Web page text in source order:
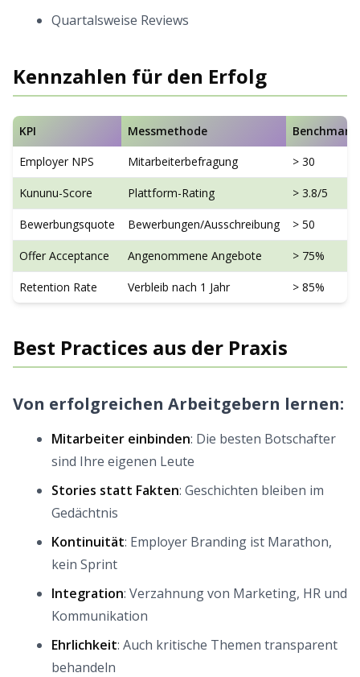
Quartalsweise Reviews
Kennzahlen für den Erfolg
KPI Messmethode
Benchmark
Employer NPS
Mitarbeiterbefragung > 30
Kununu-Score Plattform-Rating > 3.8/5
Bewerbungsquote Bewerbungen/Ausschreibung > 50
Offer Acceptance Angenommene Angebote > 75%
Retention Rate Verbleib nach 1 Jahr > 85%
Best Practices aus der Praxis
Von erfolgreichen Arbeitgebern lernen:
Mitarbeiter einbinden: Die besten Botschafter
sind Ihre eigenen Leute
Stories statt Fakten: Geschichten bleiben im
Gedächtnis
Kontinuität: Employer Branding ist Marathon,
kein Sprint
Integration: Verzahnung von Marketing, HR und
Kommunikation
Ehrlichkeit: Auch kritische Themen transparent
behandeln